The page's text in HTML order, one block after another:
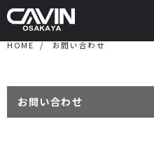
HOME お問い合わせ
お問い合わせ